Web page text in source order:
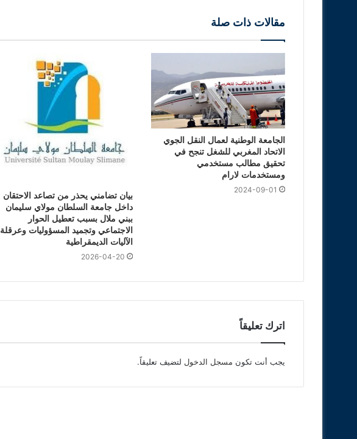
مقالات ذات صلة
الجامعة الوطنية لعمال النقل الجوي
الاتحاد المغربي للشغل تنجح في
تحقيق مطالب مستخدمي
ومستخدمات لارام
2024-09-01
بيان تضامني يحذر من تصاعد الاحتقان
داخل جامعة السلطان مولاي سليمان
ببني ملال بسبب تعطيل الحوار
الاجتماعي وتجميد المسؤوليات وعرقلة
الآليات الديمقراطية
2026-04-20
اترك تعليقاً
يجب أنت تكون مسجل الدخول لتضيف تعليقاً.